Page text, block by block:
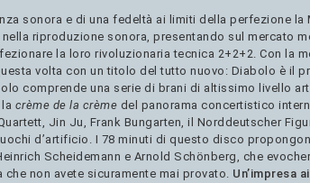
sonora e di una fedeltà ai limiti della perfezione la
riproduzione sonora, presentando sul mercato
la loro rivoluzionaria tecnica 2+2+2. Con la
volta con un titolo del tutto nuovo: Diabolo è il
comprende una serie di brani di altissimo livello
crème de la crème del panorama concertistico
Jin Ju, Frank Bungarten, il Norddeutscher
d’artificio. I 78 minuti di questo disco
Scheidemann e Arnold Schönberg, che
non avete sicuramente mai provato. Un’impresa